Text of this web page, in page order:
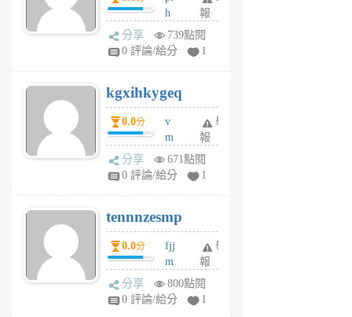
h
wi
w
6
個
月
前
報
分享
739點閱
0 評論/給分
1
kgxihkygeq
0.0分
v
m
sg
sr
6
個
月
前
舉
報
分享
671點閱
0 評論/給分
1
tennnzesmp
0.0分
fjj
m
w
rs
舉
報
分享
800點閱
0 評論/給分
1